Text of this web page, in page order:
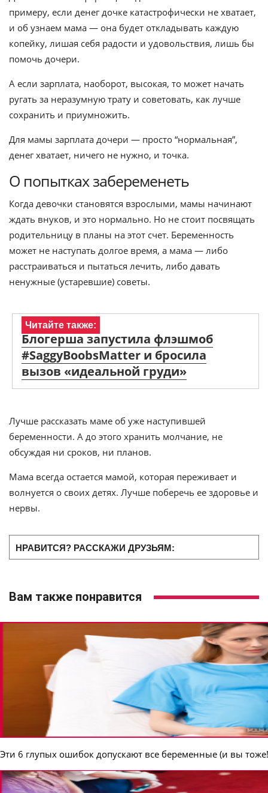
примеру, если денег дочке катастрофически не хватает,
и об узнаем мама — она будет откладывать каждую
копейку, лишая себя радости и удовольствия, лишь бы
помочь дочери.
А если зарплата, наоборот, высокая, то может начать
ругать за неразумную трату и советовать, как лучше
сохранить и приумножить.
Для мамы зарплата дочери — просто “нормальная”,
денег хватает, ничего не нужно, и точка.
О попытках забеременеть
Когда девочки становятся взрослыми, мамы начинают
ждать внуков, и это нормально. Но не стоит посвящать
родительницу в планы на этот счет. Беременность
может не наступать долгое время, а мама — либо
расстраиваться и пытаться лечить, либо давать
ненужные (устаревшие) советы.
Читайте также:
Блогерша запустила флэшмоб
#SaggyBoobsMatter и бросила
вызов «идеальной груди»
Лучше рассказать маме об уже наступившей
беременности. А до этого хранить молчание, не
обсуждая ни сроков, ни планов.
Мама всегда остается мамой, которая переживает и
волнуется о своих детях. Лучше поберечь ее здоровье и
нервы.
НРАВИТСЯ? РАССКАЖИ ДРУЗЬЯМ:
Вам также понравится
Эти 6 глупых ошибок допускают все беременные (и вы